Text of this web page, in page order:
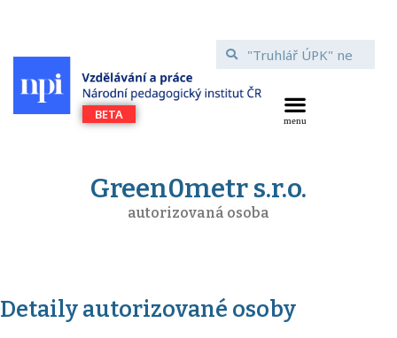
Green0metr s.r.o.
autorizovaná osoba
Detaily autorizované osoby